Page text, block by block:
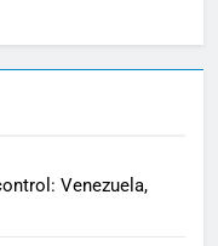
Venezuela,